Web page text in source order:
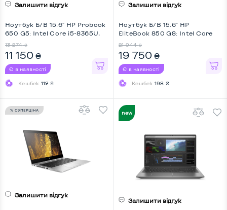
Залишити відгук
Ноутбук Б/В 15.6" HP Probook
650 G5: Intel Core i5-8365U,
13 274 ₴
11 150 ₴
Є в наявності
Кешбек 112 ₴
Залишити відгук
Ноутбук Б/В 15.6" HP
EliteBook 850 G8: Intel Core
HD, Key Light
21 944 ₴
19 750 ₴
Є в наявності
Кешбек 198 ₴
% СУПЕРЦІНА
Залишити відгук
Залишити відгук